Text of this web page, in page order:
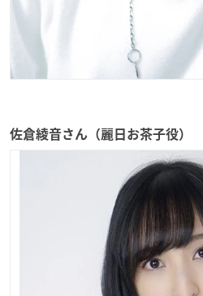
佐倉綾音さん（麗日お茶子役）